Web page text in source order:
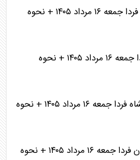
جدول قطعی برق استان گیلان فردا جمعه ۱۶ مرداد ۱۴۰۵ + نحوه
جدول قطعی برق استان قم فردا جمعه ۱۶ مرداد ۱۴۰۵ + نحوه
جدول قطعی برق استان کرمانشاه فردا جمعه ۱۶ مرداد ۱۴۰۵ + نحوه
جدول قطعی برق استان اصفهان فردا جمعه ۱۶ مرداد ۱۴۰۵ + نحوه